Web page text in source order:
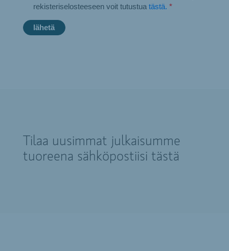
rekisteriselosteeseen voit tutustua tästä. *
Tilaa uusimmat julkaisumme
tuoreena sähköpostiisi tästä